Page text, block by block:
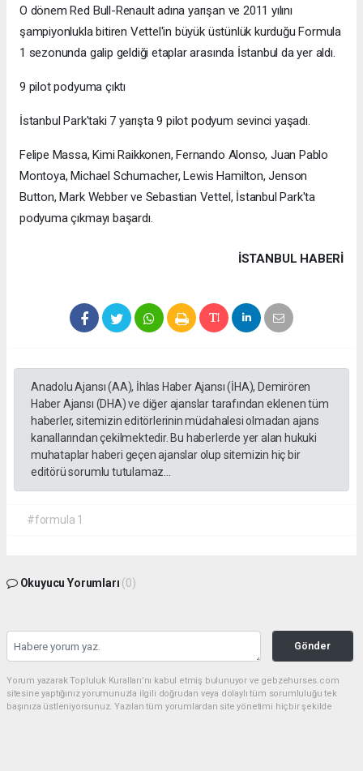
O dönem Red Bull-Renault adına yarışan ve 2011 yılını
şampiyonlukla bitiren Vettel'in büyük üstünlük kurduğu Formula
1 sezonunda galip geldiği etaplar arasında İstanbul da yer aldı.
9 pilot podyuma çıktı
İstanbul Park'taki 7 yarışta 9 pilot podyum sevinci yaşadı.
Felipe Massa, Kimi Raikkonen, Fernando Alonso, Juan Pablo
Montoya, Michael Schumacher, Lewis Hamilton, Jenson
Button, Mark Webber ve Sebastian Vettel, İstanbul Park'ta
podyuma çıkmayı başardı.
İSTANBUL HABERİ
Anadolu Ajansı (AA), İhlas Haber Ajansı (İHA), Demirören
Haber Ajansı (DHA) ve diğer ajanslar tarafından eklenen tüm
haberler, sitemizin editörlerinin müdahalesi olmadan ajans
kanallarından çekilmektedir. Bu haberlerde yer alan hukuki
muhataplar haberi geçen ajanslar olup sitemizin hiç bir
editörü sorumlu tutulamaz...
#formula 1
Okuyucu Yorumları (0)
Gönder
Yorum yazarak Topluluk Kuralları’nı kabul etmiş bulunuyor ve gebzehurses.com
sitesine yaptığınız yorumunuzla ilgili doğrudan veya dolaylı tüm sorumluluğu tek
başınıza üstleniyorsunuz. Yazılan tüm yorumlardan site yönetimi hiçbir şekilde